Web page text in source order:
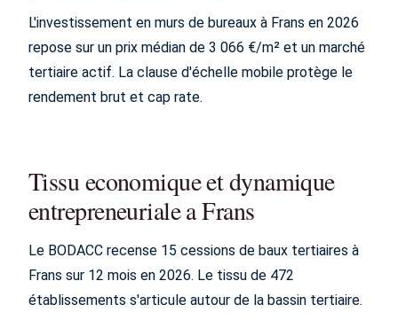
L'investissement en murs de bureaux à Frans en 2026
repose sur un prix médian de 3 066 €/m² et un marché
tertiaire actif. La clause d'échelle mobile protège le
rendement brut et cap rate.
Tissu economique et dynamique
entrepreneuriale a Frans
Le BODACC recense 15 cessions de baux tertiaires à
Frans sur 12 mois en 2026. Le tissu de 472
établissements s'articule autour de la bassin tertiaire.